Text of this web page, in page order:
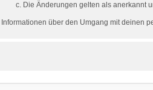
Die Änderungen gelten als anerkannt
Informationen über den Umgang mit deinen